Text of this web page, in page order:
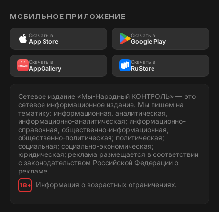
МОБИЛЬНОЕ ПРИЛОЖЕНИЕ
Скачать в
App Store
Скачать в
Google Play
Скачать в
AppGallery
Скачать в
RuStore
Сетевое издание «Мы-Народный КОНТРОЛЬ» — это
сетевое информационное издание. Мы пишем на
тематику: информационная, аналитическая,
информационно-аналитическая; информационно-
справочная, общественно-информационная,
общественно-политическая; политическая;
социальная; социально-экономическая;
юридическая; реклама размещается в соответствии
с законодательством Российской Федерации о
рекламе.
18+ Информация о возрастных ограничениях.